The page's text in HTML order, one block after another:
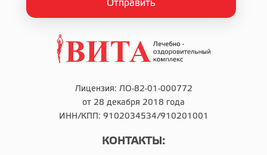
Лицензия: ЛО-82-01-000772
от 28 декабря 2018 года
ИНН/КПП: 9102034534/910201001
КОНТАКТЫ: